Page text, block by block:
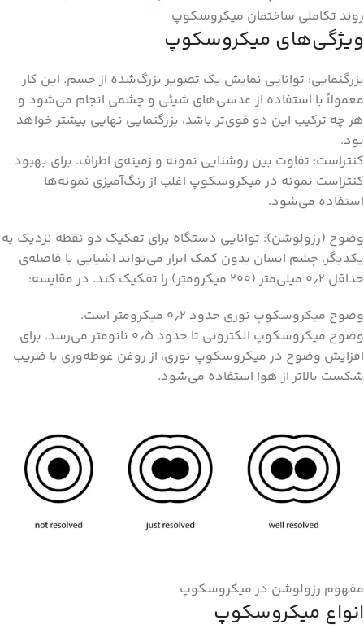
روند تکاملی ساختمان میکروسکوپ
ویژگی‌های میکروسکوپ
بزرگنمایی: توانایی نمایش یک تصویر بزرگ‌شده از جسم. این کار
معمولاً با استفاده از عدسی‌های شیئی و چشمی انجام می‌شود و
هر چه ترکیب این دو قوی‌تر باشد، بزرگنمایی نهایی بیشتر خواهد
بود.
کنتراست: تفاوت بین روشنایی نمونه و زمینه‌ی اطراف. برای بهبود
کنتراست نمونه در میکروسکوپ اغلب از رنگ‌آمیزی نمونه‌ها
استفاده می‌شود.
وضوح (رزولوشن): توانایی دستگاه برای تفکیک دو نقطه نزدیک به
یکدیگر. چشم انسان بدون کمک ابزار می‌تواند اشیایی با فاصله‌ی
حداقل ۰٫۲ میلی‌متر (۲۰۰ میکرومتر) را تفکیک کند. در مقایسه:
وضوح میکروسکوپ نوری حدود ۰٫۲ میکرومتر است.
وضوح میکروسکوپ الکترونی تا حدود ۰٫۵ نانومتر می‌رسد. برای
افزایش وضوح در میکروسکوپ نوری، از روغن غوطه‌وری با ضریب
شکست بالاتر از هوا استفاده می‌شود.
مفهوم رزولوشن در میکروسکوپ
انواع میکروسکوپ